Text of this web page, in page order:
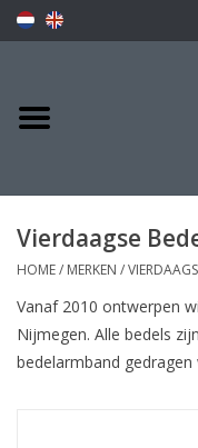
Vierdaagse
HOME/ MERKEN /
Vanaf 2010 ontwerpen
Nijmegen. Alle bedels
bedelarmband gedragen